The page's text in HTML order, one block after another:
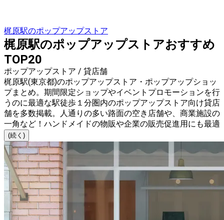
梶原駅のポップアップストア
梶原駅のポップアップストアおすすめ
TOP20
ポップアップストア / 貸店舗
梶原駅(東京都)のポップアップストア・ポップアップショッ
プまとめ。期間限定ショップやイベントプロモーションを行
うのに最適な駅徒歩１分圏内のポップアップストア向け貸店
舗を多数掲載。人通りの多い路面の空き店舗や、商業施設の
一角など！ハンドメイドの物販や企業の販売促進用にも最適
(続く)